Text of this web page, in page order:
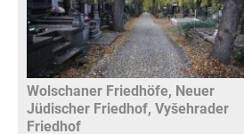
Wolschaner Friedhöfe, Neuer
Jüdischer Friedhof, Vyšehrader
Friedhof